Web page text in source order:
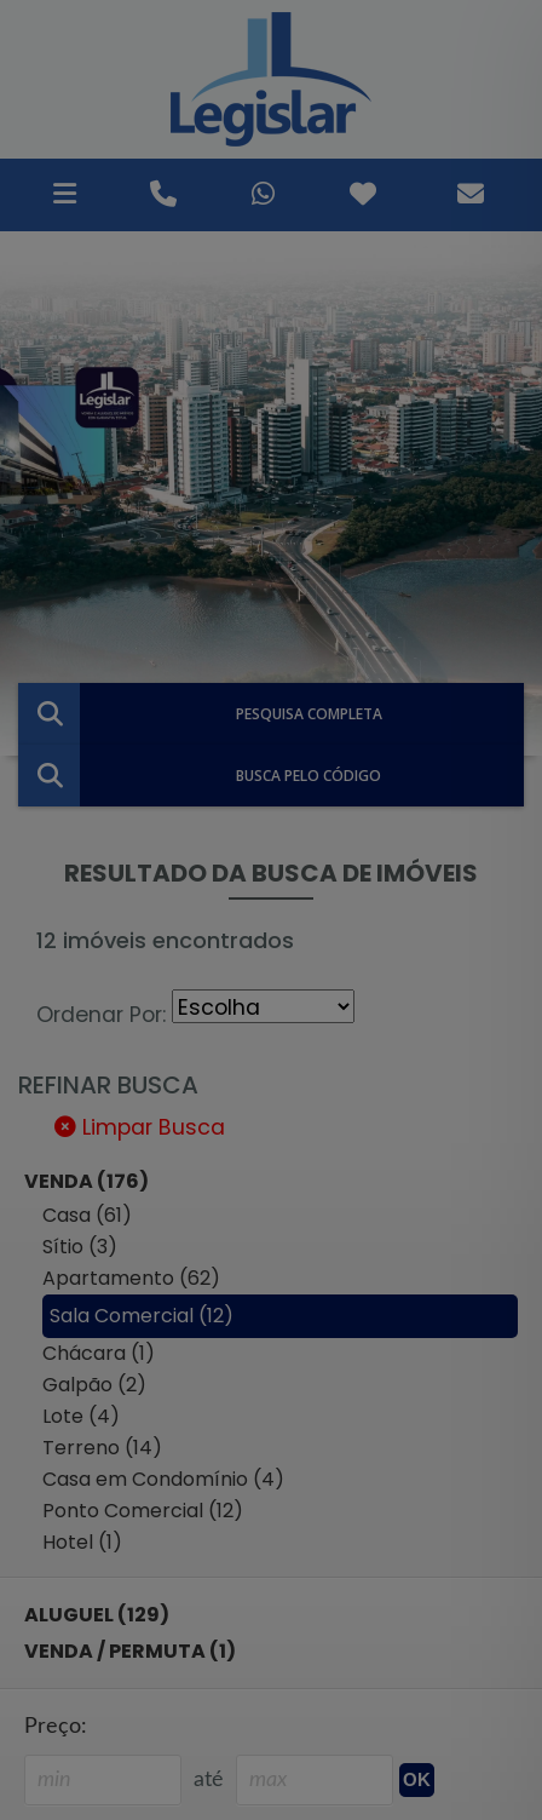
PESQUISA COMPLETA
BUSCA PELO CÓDIGO
RESULTADO DA BUSCA DE IMÓVEIS
12 imóveis encontrados
Ordenar Por:
REFINAR BUSCA
Limpar Busca
VENDA (176)
Casa (61)
Sítio (3)
Apartamento (62)
Sala Comercial (12)
Chácara (1)
Galpão (2)
Lote (4)
Terreno (14)
Casa em Condomínio (4)
Ponto Comercial (12)
Hotel (1)
ALUGUEL (129)
VENDA / PERMUTA (1)
Preço:
até